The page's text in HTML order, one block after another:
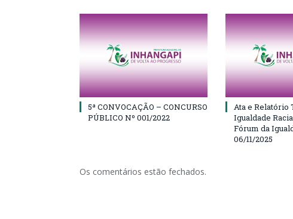
5ª CONVOCAÇÃO – CONCURSO
PÚBLICO Nº 001/2022
Ata e Relatório
Igualdade
Fórum da
06/11/2025
Os comentários estão fechados.